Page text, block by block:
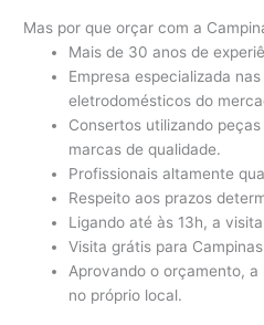
Mas por que orçar com a
Mais de 30 anos de
Empresa especializada
eletrodomésticos do
Consertos utilizando
marcas de qualidade.
Profissionais altamente
Respeito aos prazos
Ligando até às 13h, a
Visita grátis para
Aprovando o orçamento,
no próprio local.